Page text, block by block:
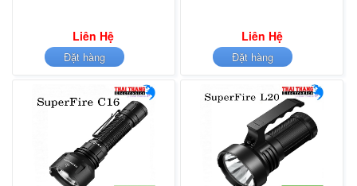
Liên Hệ
Đặt hàng
Liên Hệ
Đặt hàng